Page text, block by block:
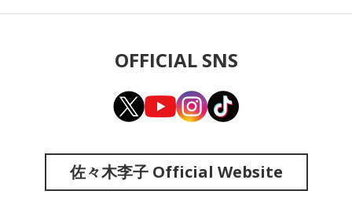
OFFICIAL SNS
佐々木李子 Official Website